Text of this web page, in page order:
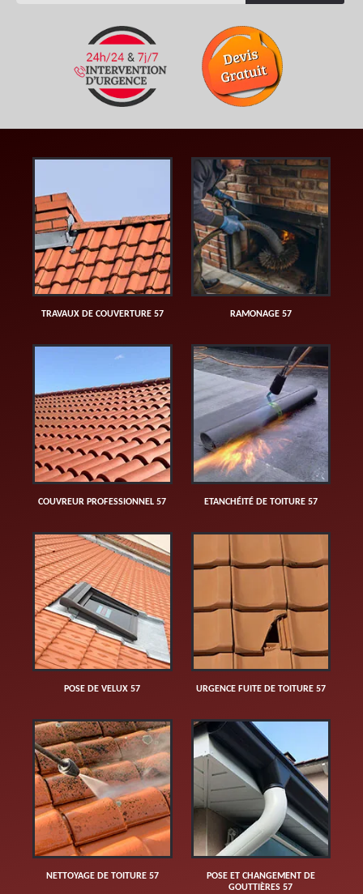
TRAVAUX DE COUVERTURE 57 RAMONAGE 57
COUVREUR PROFESSIONNEL 57 ETANCHÉITÉ DE TOITURE 57
POSE DE VELUX 57 URGENCE FUITE DE TOITURE 57
NETTOYAGE DE TOITURE 57
POSE ET CHANGEMENT DE
GOUTTIÈRES 57